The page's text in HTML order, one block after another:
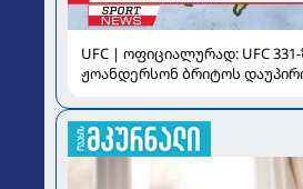
UFC | ოფიციალურად: UFC 331-
ჟოანდერსონ ბრიტოს